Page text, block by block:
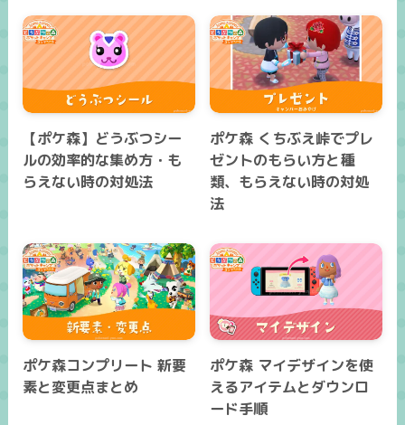
【ポケ森】どうぶつシー
ルの効率的な集め方・も
らえない時の対処法
ポケ森 くちぶえ峠でプレ
ゼントのもらい方と種
類、もらえない時の対処
法
ポケ森コンプリート 新要
素と変更点まとめ
ポケ森 マイデザインを使
えるアイテムとダウンロ
ード手順